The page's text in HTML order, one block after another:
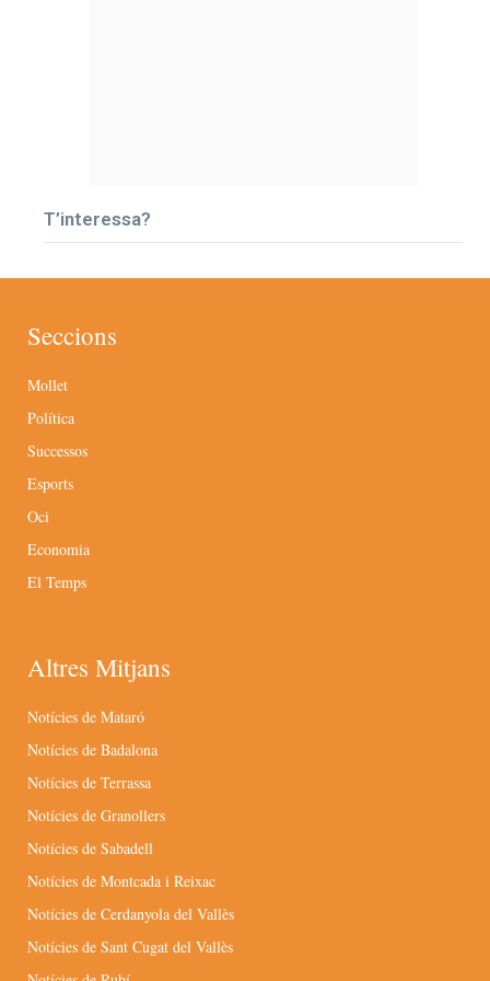
T’interessa?
Seccions
Mollet
Política
Successos
Esports
Oci
Economia
El Temps
Altres Mitjans
Notícies de Mataró
Notícies de Badalona
Notícies de Terrassa
Notícies de Granollers
Notícies de Sabadell
Notícies de Montcada i Reixac
Notícies de Cerdanyola del Vallès
Notícies de Sant Cugat del Vallès